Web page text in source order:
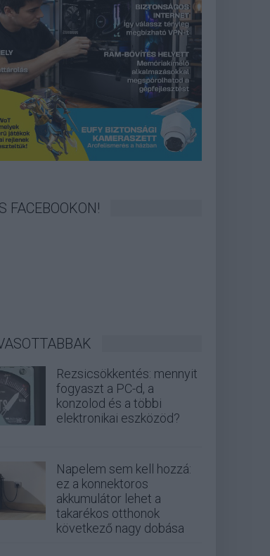
FACEBOOKON!
Rezsicsökkentés: mennyit
fogyaszt a PC-d, a
konzolod és a többi
elektronikai eszközöd?
Napelem sem kell hozzá:
ez a konnektoros
akkumulátor lehet a
takarékos otthonok
következő nagy dobása